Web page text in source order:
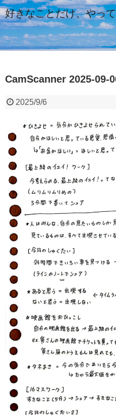
好きなことだけ、やっ
CamScanner 2025-09-
2025/9/6